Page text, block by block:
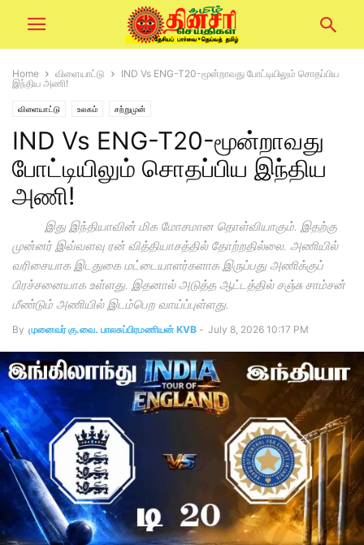
Home விளையாட்டு
IND Vs ENG-T20-மூன்றாவது போட்டியிலும் சொதப்பிய
இந்திய அணி!
விளையாட்டு உலகம் சற்றுமுன்
IND Vs ENG-T20-மூன்றாவது
போட்டியிலும் சொதப்பிய இந்திய
அணி!
இது இந்தியாவின் மிக மோசமான தொள்வியாகும். இதற்கு
முன்னர் இவ்வளவு ரன் வித்தியாசத்தில் தோற்றதில்லை. அணியில்
வரிசையாக இடதுகை மட்டையாளர்களாக இருப்பது அணிக்குப்
பிரச்சனையாக உள்ளது. இதனால் அடுத்த ஆட்டத்தில் சஞ்சு சாம்சன்
மீண்டும் அணியில் இடம்பெற வாய்ப்புள்ளது.
By முனைவர் கு.வை. பாலசுப்பிரமணியன் KVB - July 8, 2026 10:17 PM